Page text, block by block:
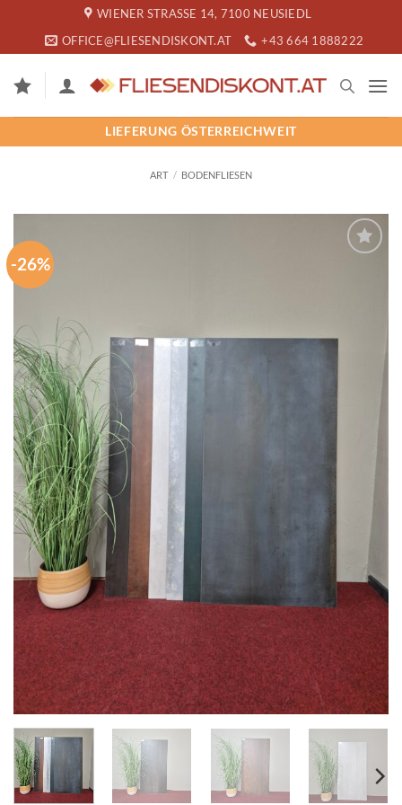
springen
WIENER STRASSE 14, 7100 NEUSIEDL
OFFICE@FLIESENDISKONT.AT
+43 664 1888222
LIEFERUNG ÖSTERREICHWEIT
ART / BODENFLIESEN
-26%